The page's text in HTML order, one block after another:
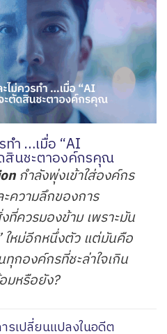
ทำ …เมื่อ “AI
สินชะตาองค์กรคุณ
กำลังพุ่งเข้าใส่องค์กร
ความลึกของการ
ที่ควรมองข้าม เพราะมัน
ใหม่อีกหนึ่งตัว แต่มันคือ
กองค์กรที่ชะล่าใจเกิน
มหรือยัง?
เปลี่ยนแปลงในอดีต